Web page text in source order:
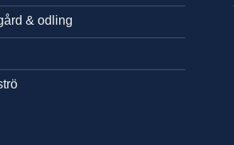
& odling